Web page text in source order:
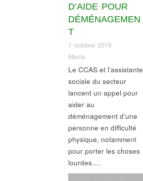
D’AIDE POUR
DÉMÉNAGEMEN
T
1 octobre 2019
Mairie
Le CCAS et l’assistante
sociale du secteur
lancent un appel pour
aider au
déménagement d’une
personne en difficulté
physique, notamment
pour porter les choses
lourdes….